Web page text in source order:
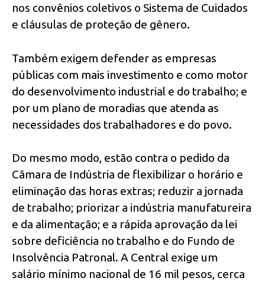
nos convênios coletivos o Sistema de Cuidados
e cláusulas de proteção de gênero.
Também exigem defender as empresas
públicas com mais investimento e como motor
do desenvolvimento industrial e do trabalho; e
por um plano de moradias que atenda as
necessidades dos trabalhadores e do povo.
Do mesmo modo, estão contra o pedido da
Câmara de Indústria de flexibilizar o horário e
eliminação das horas extras; reduzir a jornada
de trabalho; priorizar a indústria manufatureira
e da alimentação; e a rápida aprovação da lei
sobre deficiência no trabalho e do Fundo de
Insolvência Patronal. A Central exige um
salário mínimo nacional de 16 mil pesos, cerca